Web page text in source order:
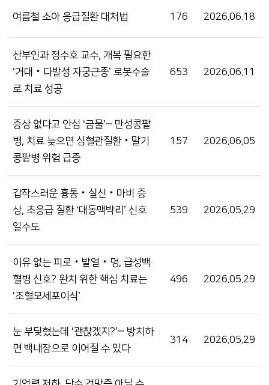
여름철 소아 응급질환 대처법 176 2026.06.18
산부인과 정수호 교수, 개복 필요한
‘거대‧다발성 자궁근종’ 로봇수술
로 치료 성공
653 2026.06.11
증상 없다고 안심 ‘금물’ⵈ 만성콩팥
병, 치료 늦으면 심혈관질환‧말기
콩팥병 위험 급증
157 2026.06.05
갑작스러운 흉통‧실신‧마비 증
상, 초응급 질환 ‘대동맥박리’ 신호
일수도
539 2026.05.29
이유 없는 피로‧발열‧멍, 급성백
혈병 신호? 완치 위한 핵심 치료는
‘조혈모세포이식’
496 2026.05.29
눈 부딪혔는데 ‘괜찮겠지?’ⵈ 방치하
면 백내장으로 이어질 수 있다
314 2026.05.29